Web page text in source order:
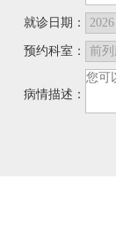
就诊日期：
预约科室：
病情描述：